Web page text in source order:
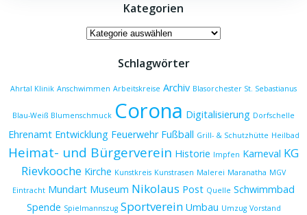
Kategorien
Kategorien
Schlagwörter
Ahrtal Klinik Anschwimmen Arbeitskreise Archiv Blasorchester St. Sebastianus
Blau-Weiß Blumenschmuck Corona Digitalisierung Dorfschelle
Ehrenamt Entwicklung Feuerwehr Fußball Grill- & Schutzhütte Heilbad
Heimat- und Bürgerverein Historie Impfen Karneval KG
Rievkooche Kirche Kunstkreis Kunstrasen Malerei Maranatha MGV
Eintracht Mundart Museum Nikolaus Post Quelle Schwimmbad
Spende Spielmannszug Sportverein Umbau Umzug Vorstand